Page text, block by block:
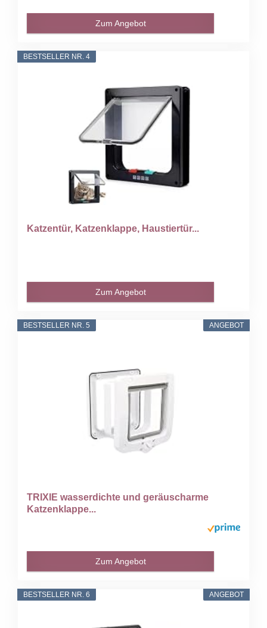
Zum Angebot
BESTSELLER NR. 4
Katzentür, Katzenklappe, Haustiertür...
Zum Angebot
ANGEBOT
BESTSELLER NR. 5
TRIXIE wasserdichte und geräuscharme
Katzenklappe...
Zum Angebot
ANGEBOT
BESTSELLER NR. 6